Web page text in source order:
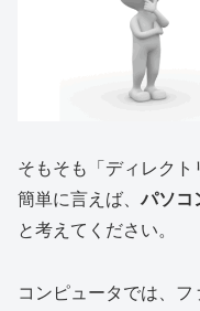
そもそも「ディレクト
簡単に言えば、 パソコ
と考えてください。
コンピュータでは、